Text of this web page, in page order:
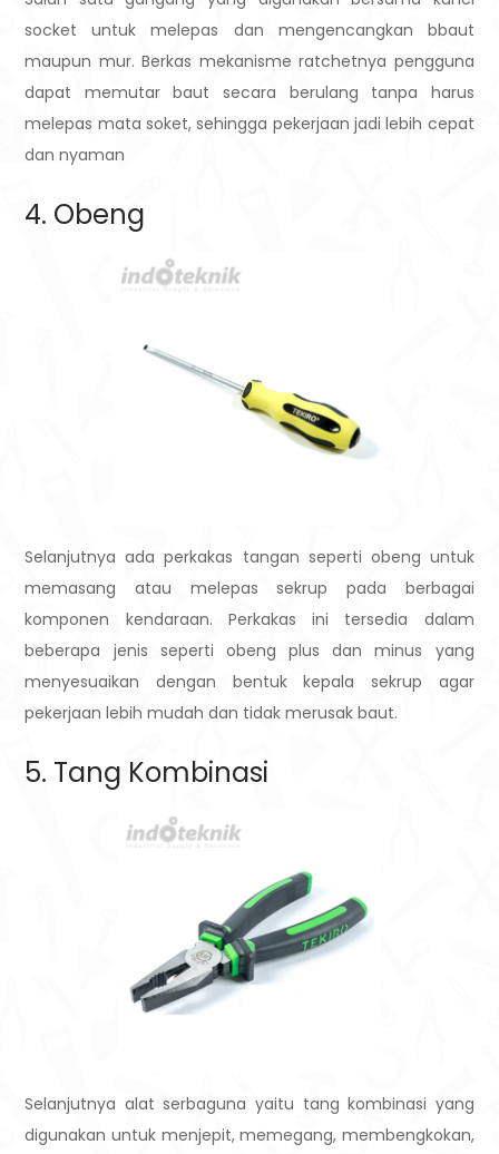
socket untuk melepas dan mengencangkan bbaut
maupun mur. Berkas mekanisme ratchetnya pengguna
dapat memutar baut secara berulang tanpa harus
melepas mata soket, sehingga pekerjaan jadi lebih cepat
dan nyaman
4. Obeng
Selanjutnya ada perkakas tangan seperti obeng untuk
memasang atau melepas sekrup pada berbagai
komponen kendaraan. Perkakas ini tersedia dalam
beberapa jenis seperti obeng plus dan minus yang
menyesuaikan dengan bentuk kepala sekrup agar
pekerjaan lebih mudah dan tidak merusak baut.
5. Tang Kombinasi
Selanjutnya alat serbaguna yaitu tang kombinasi yang
digunakan untuk menjepit, memegang, membengkokan,